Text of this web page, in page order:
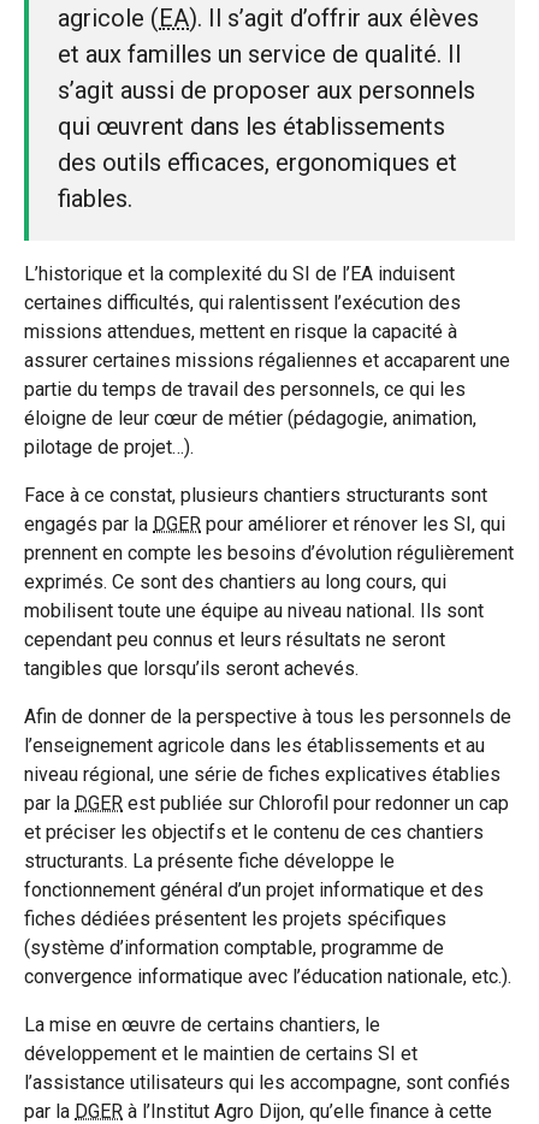
agricole (EA). Il s’agit d’offrir aux élèves
et aux familles un service de qualité. Il
s’agit aussi de proposer aux personnels
qui œuvrent dans les établissements
des outils efficaces, ergonomiques et
fiables.
L’historique et la complexité du SI de l’EA induisent
certaines difficultés, qui ralentissent l’exécution des
missions attendues, mettent en risque la capacité à
assurer certaines missions régaliennes et accaparent une
partie du temps de travail des personnels, ce qui les
éloigne de leur cœur de métier (pédagogie, animation,
pilotage de projet…).
Face à ce constat, plusieurs chantiers structurants sont
engagés par la DGER pour améliorer et rénover les SI, qui
prennent en compte les besoins d’évolution régulièrement
exprimés. Ce sont des chantiers au long cours, qui
mobilisent toute une équipe au niveau national. Ils sont
cependant peu connus et leurs résultats ne seront
tangibles que lorsqu’ils seront achevés.
Afin de donner de la perspective à tous les personnels de
l’enseignement agricole dans les établissements et au
niveau régional, une série de fiches explicatives établies
par la DGER est publiée sur Chlorofil pour redonner un cap
et préciser les objectifs et le contenu de ces chantiers
structurants. La présente fiche développe le
fonctionnement général d’un projet informatique et des
fiches dédiées présentent les projets spécifiques
(système d’information comptable, programme de
convergence informatique avec l’éducation nationale, etc.).
La mise en œuvre de certains chantiers, le
développement et le maintien de certains SI et
l’assistance utilisateurs qui les accompagne, sont confiés
par la DGER à l’Institut Agro Dijon, qu’elle finance à cette